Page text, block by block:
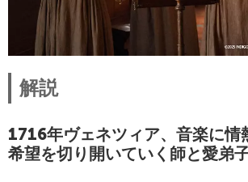
解説
1716年ヴェネツィア、音楽に情
希望を切り開いていく師と愛弟